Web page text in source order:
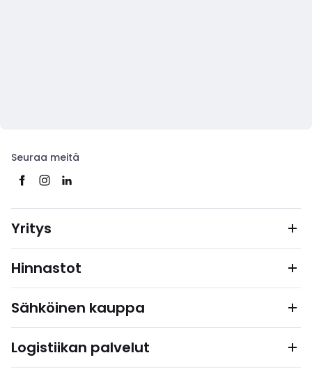
Seuraa meitä
Yritys
Hinnastot
Sähköinen kauppa
Logistiikan palvelut